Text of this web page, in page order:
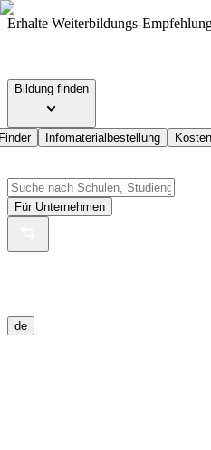
Erhalte Weiterbildungs-
Bildung finden
Infomaterialbestellung
Für Unternehmen
de